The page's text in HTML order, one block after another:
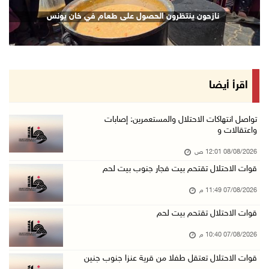
نادي الأسير: تجديد أمرَ منع زيارات الأسرى إجر ...
07/آب/2026 08:24 م
مستعمرون يهاجمون قرية أبو نجيم ويصيبون مواطني ...
مستعمرون يهاجمون مساكن المواطنين في خربة الحم ...
بعد تجديد منع زيارات المعتقلين: أبو الحمص يدع ...
الرئاسة ترحب بإطلاق السعودية التحالف البحري ا ...
07/آب/2026 06:17 م
(محدث) نابلس: إصابة مواطن واعتقاله إثر هجوم ل ...
07/آب/2026 06:04 م
الرئاسة ترحب باتفاقية مكة للدفاع المشترك بين ...
نازحون ينتظرون الحصول على طعام في خان يونس
اقرأ أيضا
تواصل انتهاكات الاحتلال والمستعمرين: إصابات
واعتقالات و
08/08/2026 12:01 ص
قوات الاحتلال تقتحم بيت فجار جنوب بيت لحم
07/08/2026 11:49 م
قوات الاحتلال تقتحم بيت لحم
07/08/2026 10:40 م
قوات الاحتلال تعتقل طفلا من قرية عنزا جنوب جنين